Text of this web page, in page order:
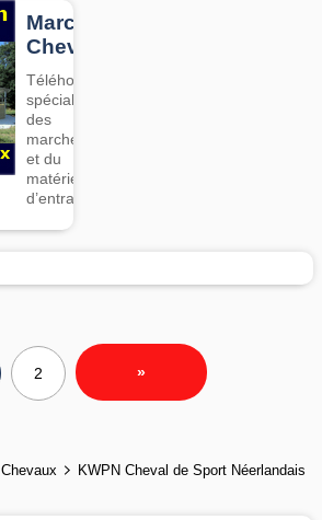
Marcheurs
Chevaux
Téléhorse,
spécialiste
des
marcheurs
et du
matériel
d’entrainement
2 »
Chevaux KWPN Cheval de Sport Néerlandais